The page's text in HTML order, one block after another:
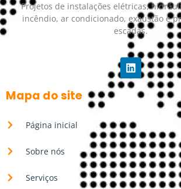
Projetos de instalações elétricas,
incêndio, ar condicionado, exaustão e
escadas.
Mapa do site
Página inicial
Sobre nós
Serviços